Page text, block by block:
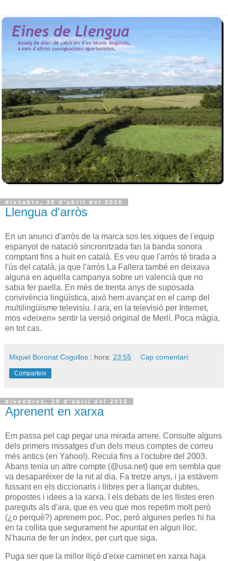
dissabte, 30 d’abril del 2016
Llengua d'arròs
En un anunci d'arròs de la marca sos les xiques de l'equip
espanyol de natació sincronitzada fan la banda sonora
comptant fins a huit en català. Es veu que l'arròs té tirada a
l'ús del català, ja que l'arròs La Fallera també en deixava
alguna en aquella campanya sobre un valencià que no
sabia fer paella. En més de trenta anys de suposada
convivència lingüística, això hem avançat en el camp del
multilingüisme televisiu. I ara, en la televisió per Internet,
mos «deixen» sentir la versió original de Merlí. Poca màgia,
en tot cas.
Miquel Boronat Cogollos ; hora: 23:55 Cap comentari:
Comparteix
divendres, 29 d’abril del 2016
Aprenent en xarxa
Em passa pel cap pegar una mirada arrere. Consulte alguns
dels primers missatges d'un dels meus comptes de correu
més antics (en Yahoo!). Recula fins a l'octubre del 2003.
Abans tenia un altre compte (@usa.net) que em sembla que
va desaparéixer de la nit al dia. Fa tretze anys, i ja estàvem
fussant en els diccionaris i llibres per a llançar dubtes,
propostes i idees a la xarxa. I els debats de les llistes eren
pareguts als d'ara, que es veu que mos repetim molt però
(¿o perquè?) aprenem poc. Poc, però algunes perles hi ha
en la collita que segurament he apuntat en algun lloc.
N'hauria de fer un índex, per curt que siga.
Puga ser que la millor lliçó d'eixe caminet en xarxa haja